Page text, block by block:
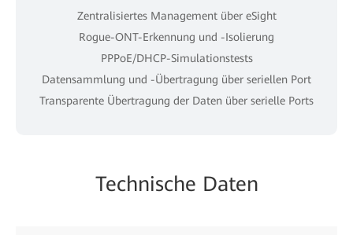
Zentralisiertes Management über eSight
Rogue-ONT-Erkennung und -Isolierung
PPPoE/DHCP-Simulationstests
Datensammlung und -Übertragung über seriellen Port
Transparente Übertragung der Daten über serielle Ports
Technische Daten